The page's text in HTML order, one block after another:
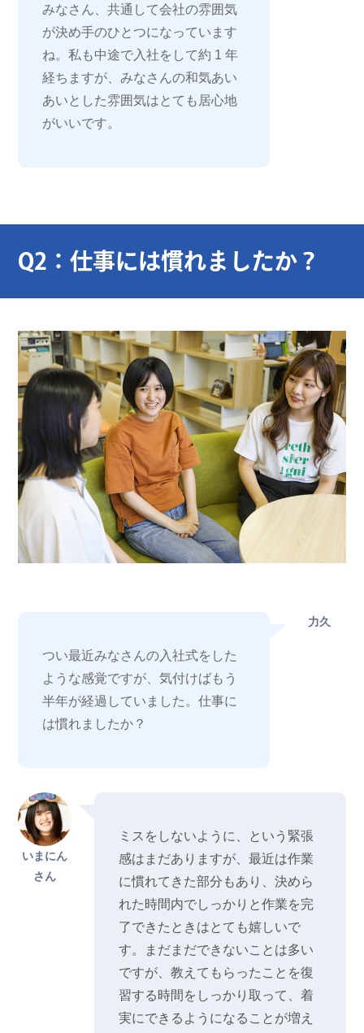
みなさん、共通して会社の雰囲気
が決め手のひとつになっています
ね。私も中途で入社をして約 1 年
経ちますが、みなさんの和気あい
あいとした雰囲気はとても居心地
がいいです。
Q2：仕事には慣れましたか？
力久
つい最近みなさんの入社式をした
ような感覚ですが、気付けばもう
半年が経過していました。仕事に
は慣れましたか？
いまにん
さん
ミスをしないように、という緊張
感はまだありますが、最近は作業
に慣れてきた部分もあり、決めら
れた時間内でしっかりと作業を完
了できたときはとても嬉しいで
す。まだまだできないことは多い
ですが、教えてもらったことを復
習する時間をしっかり取って、着
実にできるようになることが増え